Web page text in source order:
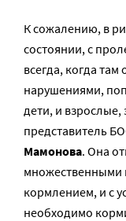
К сожалению, в
состоянии, с
всегда, когда
нарушениями,
дети, и
представитель
Мамонова. Она
множественными
кормлением, и с
необходимо